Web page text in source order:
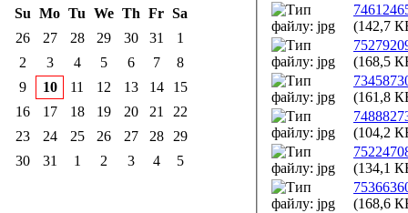
(142,7
(168,5
(161,8
(104,2
(134,1
(168,6
Su Mo Tu We Th Fr Sa
26
27 28 29 30 31
1
2
3 4 5 6 7
8
9
10 11 12 13 14
15
16
17 18 19 20 21
22
23
24 25 26 27 28
29
30
31 1 2 3 4 5